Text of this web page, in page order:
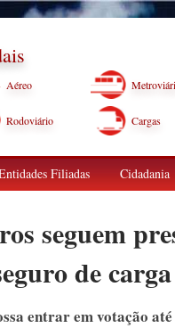
Aéreo
Rodoviário Cargas
Filiadas Cidadania
seguem
de carga
entrar em votação